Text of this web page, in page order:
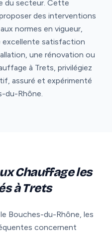
du secteur. Cette
des interventions
normes en vigueur,
excellente satisfaction
une rénovation ou
à Trets, privilégiez
assuré et expérimenté
du-Rhône.
Chauffage les
à Trets
Bouches-du-Rhône, les
concernent